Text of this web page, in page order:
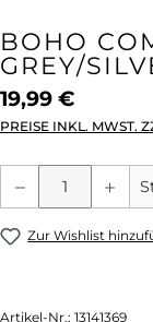
BOHO
GREY/
19,99 €
PREISE INKL. MWST.
Produkt
Zur Wishlist
Artikel-Nr.: 13141369